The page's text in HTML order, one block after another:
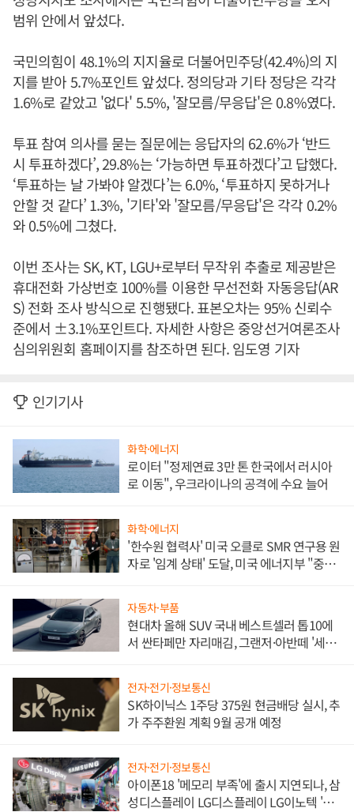
범위 안에서 앞섰다.
국민의힘이 48.1%의 지지율로 더불어민주당(42.4%)의 지
지를 받아 5.7%포인트 앞섰다. 정의당과 기타 정당은 각각
1.6%로 같았고 '없다' 5.5%, '잘모름/무응답'은 0.8%였다.
투표 참여 의사를 묻는 질문에는 응답자의 62.6%가 ‘반드
시 투표하겠다’, 29.8%는 ‘가능하면 투표하겠다’고 답했다.
‘투표하는 날 가봐야 알겠다’는 6.0%, ‘투표하지 못하거나
안할 것 같다’ 1.3%, '기타'와 '잘모름/무응답'은 각각 0.2%
와 0.5%에 그쳤다.
이번 조사는 SK, KT, LGU+로부터 무작위 추출로 제공받은
휴대전화 가상번호 100%를 이용한 무선전화 자동응답(AR
S) 전화 조사 방식으로 진행됐다. 표본오차는 95% 신뢰수
준에서 ±3.1%포인트다. 자세한 사항은 중앙선거여론조사
심의위원회 홈페이지를 참조하면 된다. 임도영 기자
인기기사
화학·에너지
로이터 "정제연료 3만 톤 한국에서 러시아
로 이동", 우크라이나의 공격에 수요 늘어
화학·에너지
'한수원 협력사' 미국 오클로 SMR 연구용 원
자로 '임계 상태' 도달, 미국 에너지부 "중요
자동차·부품
현대차 올해 SUV 국내 베스트셀러 톱10에
서 싼타페만 자리매김, 그랜저·아반떼 '세단
전자·전기·정보통신
SK하이닉스 1주당 375원 현금배당 실시, 추
가 주주환원 계획 9월 공개 예정
전자·전기·정보통신
아이폰18 '메모리 부족'에 출시 지연되나, 삼
성디스플레이 LG디스플레이 LG이노텍 '탈